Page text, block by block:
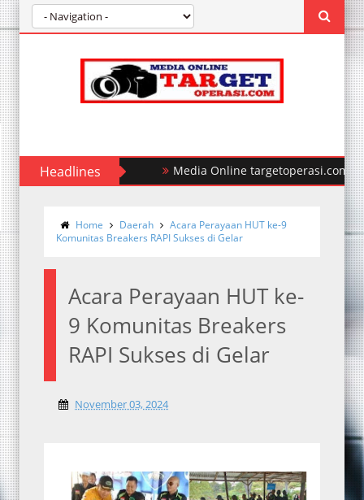
Headlines Polda Sumut Ungkap Kasus
Home Daerah
Acara Perayaan HUT ke-9
Komunitas Breakers RAPI Sukses di Gelar
Acara Perayaan HUT ke-
9 Komunitas Breakers
RAPI Sukses di Gelar
November 03, 2024